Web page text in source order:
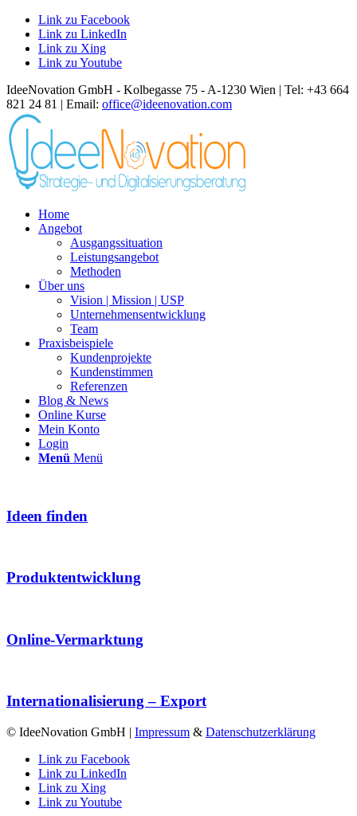
Link zu Facebook
Link zu LinkedIn
Link zu Xing
Link zu Youtube
IdeeNovation GmbH - Kolbegasse 75 - A-1230 Wien | Tel: +43 664
821 24 81 | Email: office@ideenovation.com
Home
Angebot
Ausgangssituation
Leistungsangebot
Methoden
Über uns
Vision | Mission | USP
Unternehmensentwicklung
Team
Praxisbeispiele
Kundenprojekte
Kundenstimmen
Referenzen
Blog & News
Online Kurse
Mein Konto
Login
Menü Menü
Ideen finden
Produktentwicklung
Online-Vermarktung
Internationalisierung – Export
© IdeeNovation GmbH | Impressum & Datenschutzerklärung
Link zu Facebook
Link zu LinkedIn
Link zu Xing
Link zu Youtube